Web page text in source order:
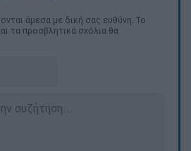
άμεσα με δική σας ευθύνη. Το
τα προσβλητικά σχόλια θα